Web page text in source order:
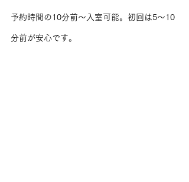
予約時間の10分前〜入室可能。初回は5〜10
分前が安心です。